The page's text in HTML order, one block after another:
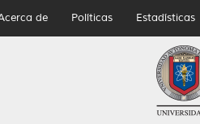
de Políticas Estadísticas